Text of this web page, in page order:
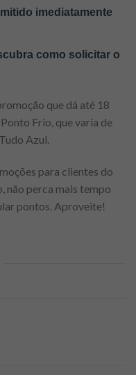
imediatamente
como solicitar o
que dá até 18
Frio, que varia de
Azul.
para clientes do
não perca mais tempo
pontos. Aproveite!